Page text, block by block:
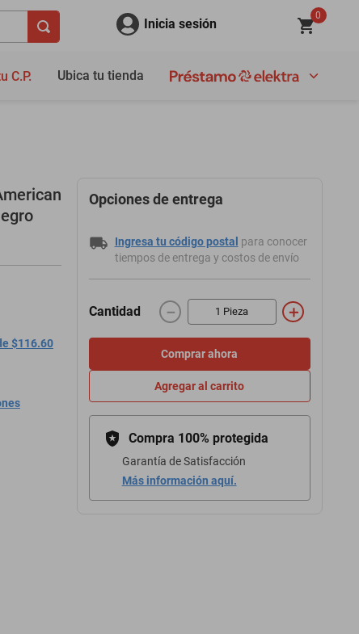
Inicia sesión
0
C.P. Ubica tu tienda
$116.60
Opciones de entrega
Ingresa tu código postal para conocer
tiempos de entrega y costos de envío
Cantidad ＋
－
Comprar ahora
Agregar al carrito
Compra 100% protegida
Garantía de Satisfacción
Más información aquí.